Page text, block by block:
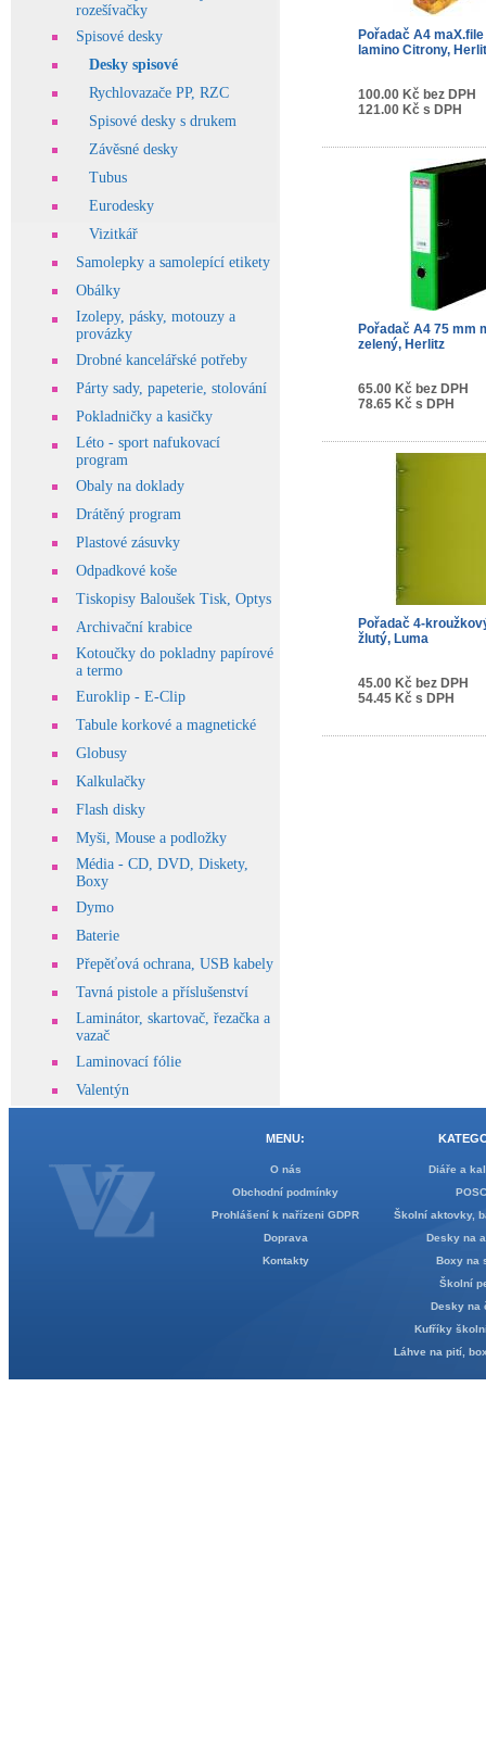
rozešívačky
Spisové desky
Desky spisové
Rychlovazače PP, RZC
Spisové desky s drukem
Závěsné desky
Tubus
Eurodesky
Vizitkář
Samolepky a samolepící etikety
Obálky
Izolepy, pásky, motouzy a
provázky
Drobné kancelářské potřeby
Párty sady, papeterie, stolování
Pokladničky a kasičky
Léto - sport nafukovací
program
Obaly na doklady
Drátěný program
Plastové zásuvky
Odpadkové koše
Tiskopisy Baloušek Tisk, Optys
Archivační krabice
Kotoučky do pokladny papírové
a termo
Euroklip - E-Clip
Tabule korkové a magnetické
Globusy
Kalkulačky
Flash disky
Myši, Mouse a podložky
Média - CD, DVD, Diskety,
Boxy
Dymo
Baterie
Přepěťová ochrana, USB kabely
Tavná pistole a příslušenství
Laminátor, skartovač, řezačka a
vazač
Laminovací fólie
Valentýn
Pořadač A4
lamino Citrony,
100.00 Kč bez DPH
121.00 Kč s DPH
Pořadač A4 75 mm
zelený, Herlitz
65.00 Kč bez DPH
78.65 Kč s DPH
Pořadač 4-
žlutý, Luma
45.00 Kč bez DPH
54.45 Kč s DPH
MENU:
O nás
Obchodní podmínky
Prohlášení k nařízeni GDPR
Doprava
Kontakty
Diáře a
Školní aktovky,
Desky na
Boxy na
Školní
Desky na
Kufříky
Láhve na pití,